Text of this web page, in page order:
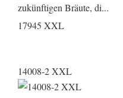
zukünftigen Bräute, di...
17945 XXL
14008-2 XXL